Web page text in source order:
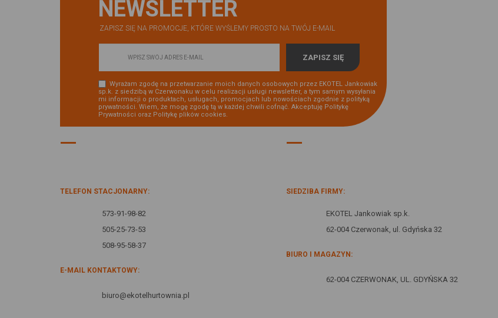
NEWSLETTER
ZAPISZ SIĘ NA PROMOCJE, KTÓRE WYŚLEMY PROSTO NA TWÓJ E-MAIL
Wyrażam zgodę na przetwarzanie moich danych osobowych przez EKOTEL Jankowiak
sp.k. z siedzibą w Czerwonaku w celu realizacji usługi newsletter, a tym samym wysyłania
mi informacji o produktach, usługach, promocjach lub nowościach zgodnie z polityką
prywatności. Wiem, że mogę zgodę tą w każdej chwili cofnąć. Akceptuję Politykę
Prywatności oraz Politykę plików cookies.
TELEFON STACJONARNY:
573-91-98-82
505-25-73-53
508-95-58-37
E-MAIL KONTAKTOWY:
biuro@ekotelhurtownia.pl
SIEDZIBA FIRMY:
EKOTEL Jankowiak sp.k.
62-004 Czerwonak, ul. Gdyńska 32
BIURO I MAGAZYN:
62-004 CZERWONAK, UL. GDYŃSKA 32